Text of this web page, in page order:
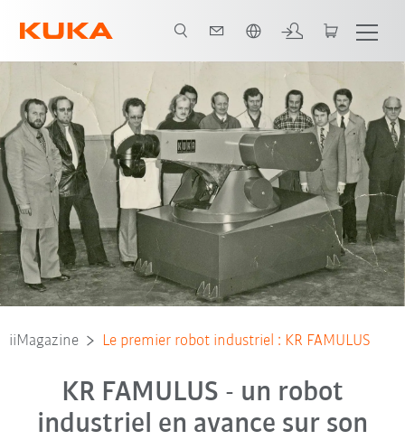
iiMagazine Le premier robot industriel : KR FAMULUS
KR FAMULUS - un robot
industriel en avance sur son